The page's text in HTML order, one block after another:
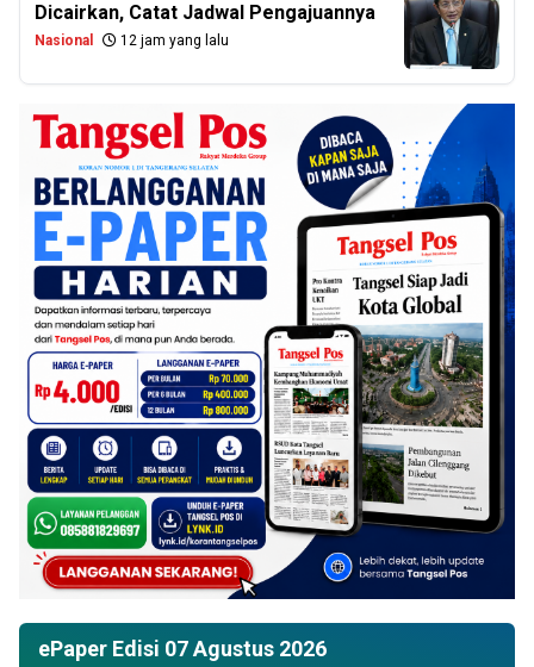
Dicairkan, Catat Jadwal Pengajuannya
Nasional 12 jam yang lalu
ePaper Edisi 07 Agustus 2026